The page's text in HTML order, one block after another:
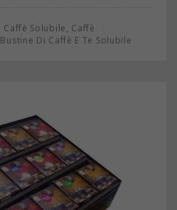
Caffè Solubile Caffè
Bustine Di Caffè E Te Solubile